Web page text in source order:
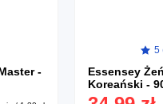
-
5
Essensey
Koreański -